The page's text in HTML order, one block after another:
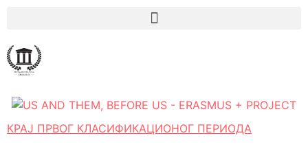
КРАЈ ПРВОГ КЛАСИФИКАЦИОНОГ ПЕРИОДА